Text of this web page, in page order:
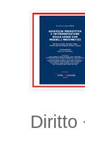
Diritto